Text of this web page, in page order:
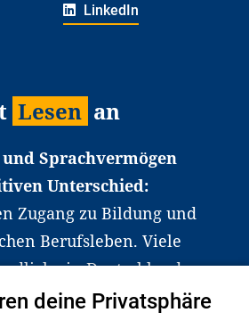
LinkedIn
Lesen an
und Sprachvermögen
Unterschied:
Zugang zu Bildung und
Berufsleben. Viele
in Deutschland
Schwierigkeiten dabei.
deine Privatsphäre